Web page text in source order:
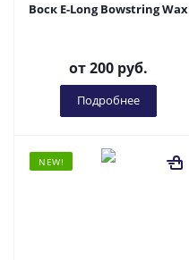
Воск E-Long Bowstring Wax
от200 руб.
Подробнее
NEW!